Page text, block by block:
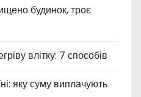
будинок, троє
влітку: 7 способів
яку суму виплачують